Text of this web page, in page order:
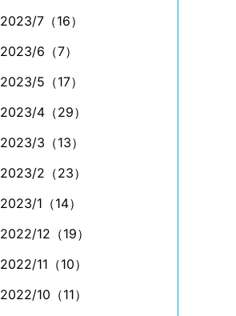
2023/7（16）
2023/6（7）
2023/5（17）
2023/4（29）
2023/3（13）
2023/2（23）
2023/1（14）
2022/12（19）
2022/11（10）
2022/10（11）